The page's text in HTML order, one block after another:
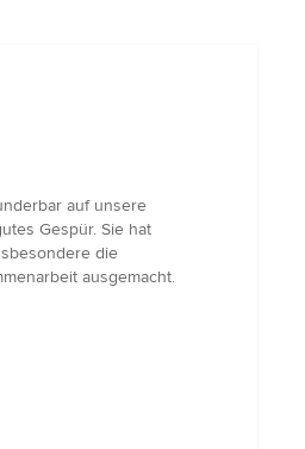
auf unsere
Gespür. Sie hat
die
ausgemacht.